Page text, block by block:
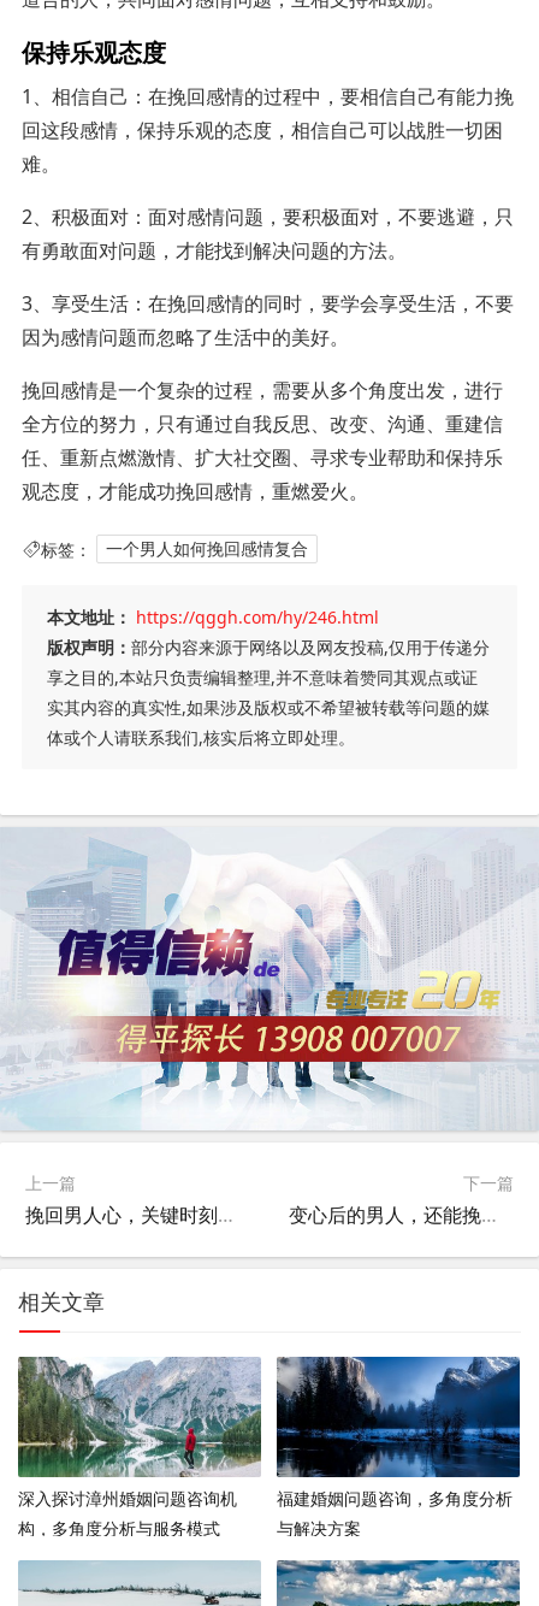
保持乐观态度
1、相信自己：在挽回感情的过程中，要相信自己有能力挽
回这段感情，保持乐观的态度，相信自己可以战胜一切困
难。
2、积极面对：面对感情问题，要积极面对，不要逃避，只
有勇敢面对问题，才能找到解决问题的方法。
3、享受生活：在挽回感情的同时，要学会享受生活，不要
因为感情问题而忽略了生活中的美好。
挽回感情是一个复杂的过程，需要从多个角度出发，进行
全方位的努力，只有通过自我反思、改变、沟通、重建信
任、重新点燃激情、扩大社交圈、寻求专业帮助和保持乐
观态度，才能成功挽回感情，重燃爱火。
标签： 一个男人如何挽回感情复合
本文地址： https://qggh.com/hy/246.html
版权声明： 部分内容来源于网络以及网友投稿,仅用于传递分
享之目的,本站只负责编辑整理,并不意味着赞同其观点或证
实其内容的真实性,如果涉及版权或不希望被转载等问题的媒
体或个人请联系我们,核实后将立即处理。
上一篇
挽回男人心，关键时刻与策略
下一篇
变心后的男人，还能挽回吗？——深入探讨情感挽回的可能性与方法
相关文章
深入探讨漳州婚姻问题咨询机
构，多角度分析与服务模式
福建婚姻问题咨询，多角度分析
与解决方案